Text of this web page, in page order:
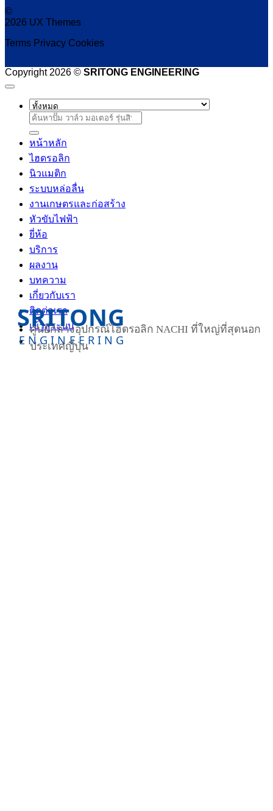
©
2026 UX Themes
Terms Privacy Cookies
Copyright 2026 © SRITONG ENGINEERING
ค้นหา:
หน้าหลัก
ไฮดรอลิก
นิวแมติก
ระบบหล่อลื่น
งานเกษตรและก่อสร้าง
หัวขับไฟฟ้า
ยี่ห้อ
บริการ
ผลงาน
บทความ
เกี่ยวกับเรา
ติดต่อเรา
เข้าสู่ระบบ
ENGINEERING
SRITONG
ศูนย์กลางอุปกรณ์ไฮดรอลิก NACHI ที่ใหญ่ที่สุดนอก
ประเทศญี่ปุ่น